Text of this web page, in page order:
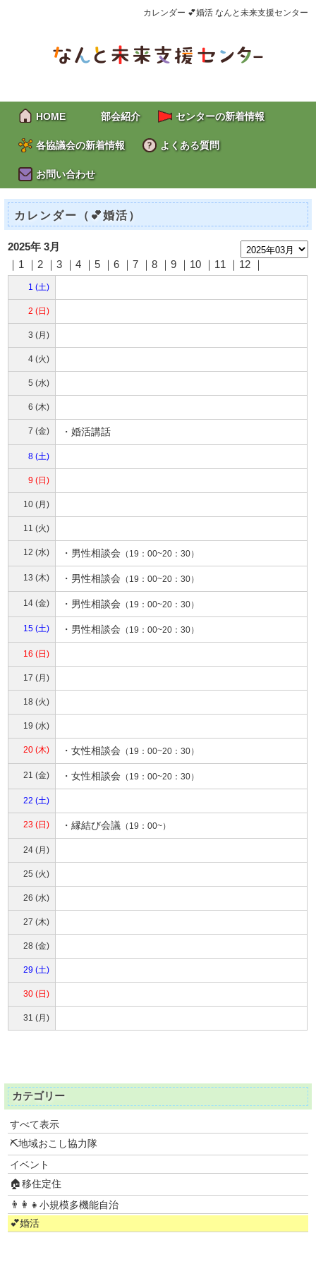
カレンダー 💕婚活 なんと未来支援センター
HOME 部会紹介 センターの新着情報
各協議会の新着情報 よくある質問
お問い合わせ
カレンダー（💕婚活）
2025年 3月
｜1 ｜2 ｜3 ｜4 ｜5 ｜6 ｜7 ｜8 ｜9 ｜10 ｜11 ｜12 ｜
1 (土)
2 (日)
3 (月)
4 (火)
5 (水)
6 (木)
7 (金) ・婚活講話
8 (土)
9 (日)
10 (月)
11 (火)
12 (水) ・ 男性相談会 （19：00~20：30）
13 (木) ・ 男性相談会 （19：00~20：30）
14 (金) ・ 男性相談会 （19：00~20：30）
15 (土) ・ 男性相談会 （19：00~20：30）
16 (日)
17 (月)
18 (火)
19 (水)
20 (木) ・女性相談会 （19：00~20：30）
21 (金) ・女性相談会 （19：00~20：30）
22 (土)
23 (日) ・縁結び会議 （19：00~）
24 (月)
25 (火)
26 (水)
27 (木)
28 (金)
29 (土)
30 (日)
31 (月)
カテゴリー
すべて表示
⛏地域おこし協力隊
イベント
🏠移住定住
👨‍👩‍👧小規模多機能自治
💕婚活